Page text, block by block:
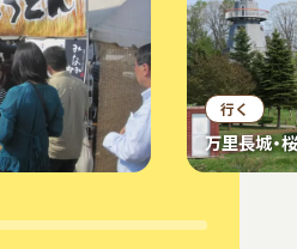
行く
万里長城・